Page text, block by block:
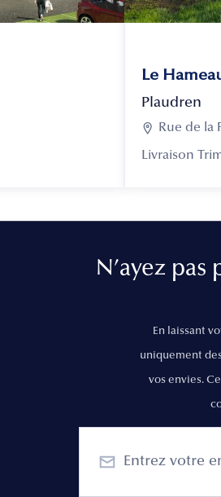
Le
Plaudren
 Rue de la
Livraison
N’ayez
En laissant
uniquement
vos envies.